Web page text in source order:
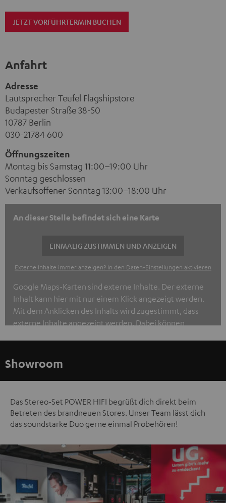
JETZT VORFÜHRTERMIN BUCHEN
Anfahrt
Adresse
Lautsprecher Teufel Flagshipstore
Budapester Straße 38-50
10787 Berlin
030-21784 600
Öffnungszeiten
Montag bis Samstag 11:00–19:00 Uhr
Sonntag geschlossen
Verkaufsoffener Sonntag 13:00–18:00 Uhr
An dieser Stelle befindet sich eine Karte
EINMALIG ZUSTIMMEN UND ANZEIGEN
Externe Inhalte immer anzeigen? In den Daten‑Einstellungen aktivieren
Google Maps-Karten sind externe Inhalte. Der externe
Inhalt kann hier mit nur einem Klick angezeigt werden.
Mit dem Anklicken des Inhalts wird zugestimmt, dass
externe Inhalte angezeigt werden. Dabei können
Datenschutzerklärung unter I zu finden
Showroom
Das Stereo-Set POWER HIFI begrüßt dich direkt beim
Betreten des brandneuen Stores. Unser Team lässt dich
das soundstarke Duo gerne einmal Probehören!